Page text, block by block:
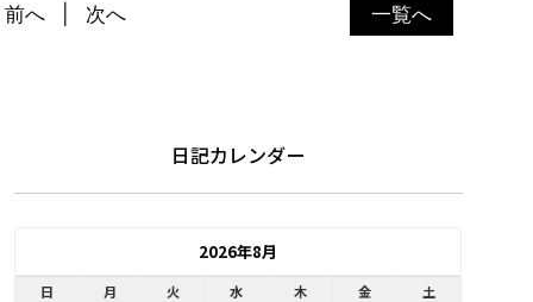
一覧へ
前へ 次へ
日記カレンダー
2026年8月
日 月 火 水 木 金 土